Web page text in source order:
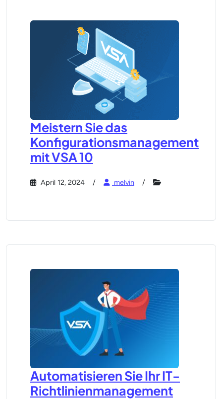
Meistern Sie das
Konfigurationsmanagement
mit VSA 10
April 12, 2024 melvin
Automatisieren Sie Ihr IT-
Richtlinienmanagement